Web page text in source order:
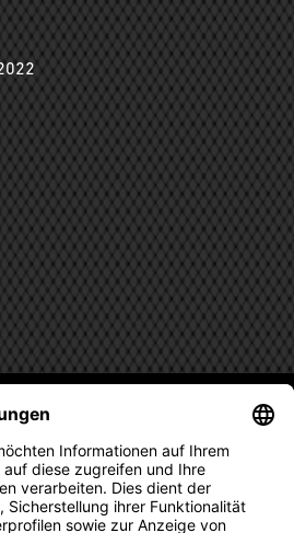
DHB-FANSHOP
SIE KEINE NEUIGKEIT ODER
ANMELDEN